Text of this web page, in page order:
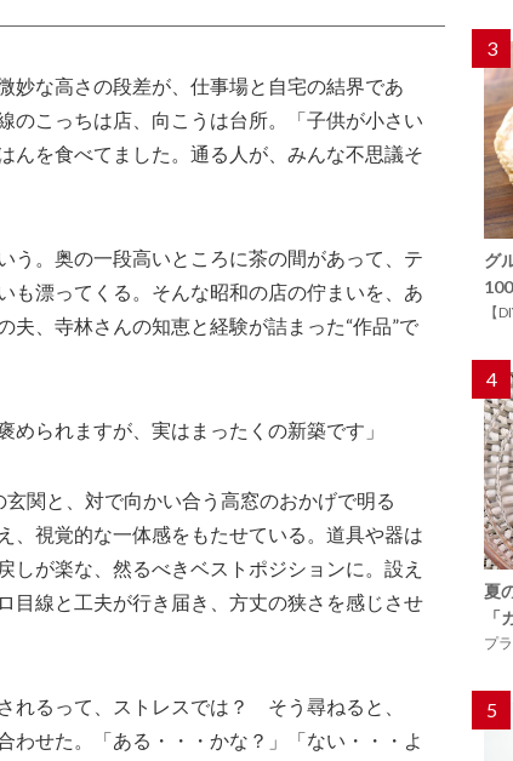
妙な高さの段差が、仕事場と自宅の結界であ
のこっちは店、向こうは台所。「子供が小さい
んを食べてました。通る人が、みんな不思議そ
う。奥の一段高いところに茶の間があって、テ
も漂ってくる。そんな昭和の店の佇まいを、あ
夫、寺林さんの知恵と経験が詰まった“作品”で
められますが、実はまったくの新築です」
関と、対で向かい合う高窓のおかげで明る
、視覚的な一体感をもたせている。道具や器は
しが楽な、然るべきベストポジションに。設え
目線と工夫が行き届き、方丈の狭さを感じさせ
れるって、ストレスでは？ そう尋ねると、
わせた。「ある・・・かな？」「ない・・・よ
3
グ
【
4
夏
「
プ
5